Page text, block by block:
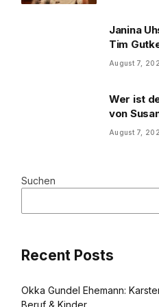
Janina
Tim
Sohn und
August 7,
Wer ist
von
Wolfgang
August 7,
Suchen
Recent Posts
Okka Gundel Ehemann:
Beruf & Kinder